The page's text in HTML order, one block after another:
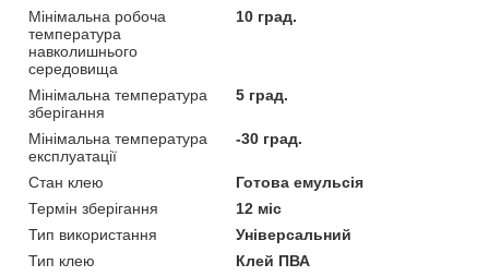
Мінімальна робоча
температура
навколишнього
середовища
10 град.
Мінімальна температура
зберігання
5 град.
Мінімальна температура
експлуатації
-30 град.
Стан клею
Готова емульсія
Термін зберігання
12 міс
Тип використання
Універсальний
Тип клею
Клей ПВА